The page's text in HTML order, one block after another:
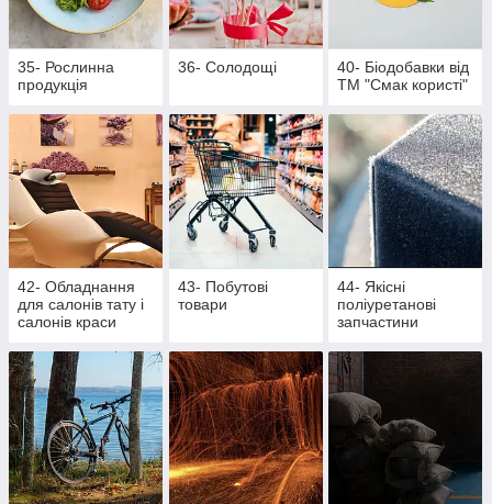
35- Рослинна
продукція
36- Солодощі
40- Біодобавки від
ТМ "Смак користі"
42- Обладнання
для салонів тату і
салонів краси
43- Побутові
товари
44- Якісні
поліуретанові
запчастини